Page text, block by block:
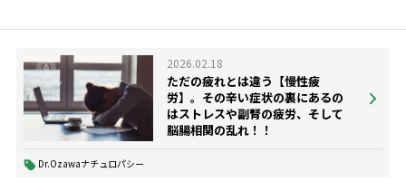
2026.02.18
ただの疲れとは違う【慢性疲
労】。その辛い症状の裏にあるの
はストレスや副腎の疲労、そして
脳腸相関の乱れ！！
Dr.Ozawaナチュロパシー